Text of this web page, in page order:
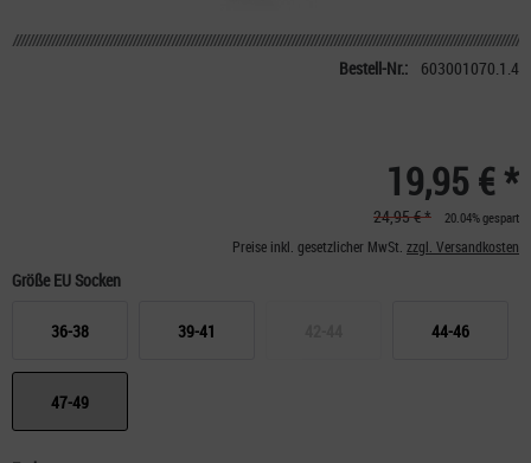
Bestell-Nr.: 603001070.1.4
19,95 € *
24,95 € * 20.04% gespart
Preise inkl. gesetzlicher MwSt. zzgl. Versandkosten
Größe EU Socken
36-38 39-41 44-46
47-49